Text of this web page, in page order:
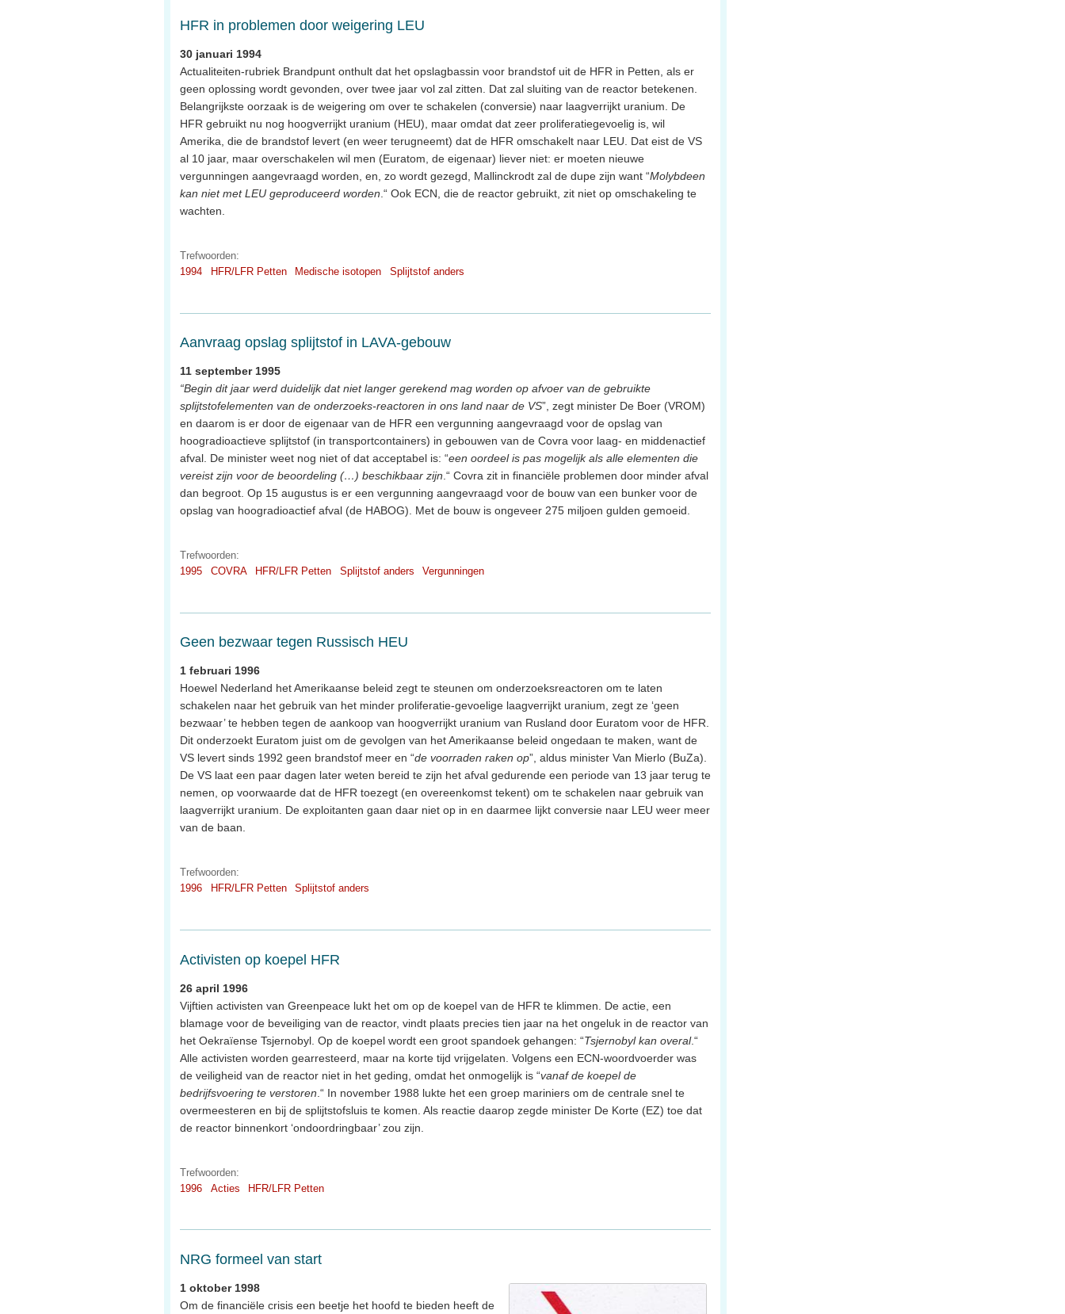
HFR in problemen door weigering LEU
30 januari 1994
Actualiteiten-rubriek Brandpunt onthult dat het opslagbassin voor brandstof uit de HFR in Petten, als er
geen oplossing wordt gevonden, over twee jaar vol zal zitten. Dat zal sluiting van de reactor betekenen.
Belangrijkste oorzaak is de weigering om over te schakelen (conversie) naar laagverrijkt uranium. De
HFR gebruikt nu nog hoogverrijkt uranium (HEU), maar omdat dat zeer proliferatiegevoelig is, wil
Amerika, die de brandstof levert (en weer terugneemt) dat de HFR omschakelt naar LEU. Dat eist de VS
al 10 jaar, maar overschakelen wil men (Euratom, de eigenaar) liever niet: er moeten nieuwe
vergunningen aangevraagd worden, en, zo wordt gezegd, Mallinckrodt zal de dupe zijn want “Molybdeen
kan niet met LEU geproduceerd worden .“ Ook ECN, die de reactor gebruikt, zit niet op omschakeling te
wachten.
Trefwoorden:
1994
HFR/LFR Petten Medische isotopen Splijtstof anders
Aanvraag opslag splijtstof in LAVA-gebouw
11 september 1995
“Begin dit jaar werd duidelijk dat niet langer gerekend mag worden op afvoer van de gebruikte
splijtstofelementen van de onderzoeks-reactoren in ons land naar de VS”, zegt minister De Boer (VROM)
en daarom is er door de eigenaar van de HFR een vergunning aangevraagd voor de opslag van
hoogradioactieve splijtstof (in transportcontainers) in gebouwen van de Covra voor laag- en middenactief
afval. De minister weet nog niet of dat acceptabel is: “een oordeel is pas mogelijk als alle elementen die
vereist zijn voor de beoordeling (…) beschikbaar zijn.“ Covra zit in financiële problemen door minder afval
dan begroot. Op 15 augustus is er een vergunning aangevraagd voor de bouw van een bunker voor de
opslag van hoogradioactief afval (de HABOG). Met de bouw is ongeveer 275 miljoen gulden gemoeid.
Trefwoorden:
1995
COVRA HFR/LFR Petten Splijtstof anders Vergunningen
Geen bezwaar tegen Russisch HEU
1 februari 1996
Hoewel Nederland het Amerikaanse beleid zegt te steunen om onderzoeksreactoren om te laten
schakelen naar het gebruik van het minder proliferatie-gevoelige laagverrijkt uranium, zegt ze ‘geen
bezwaar’ te hebben tegen de aankoop van hoogverrijkt uranium van Rusland door Euratom voor de HFR.
Dit onderzoekt Euratom juist om de gevolgen van het Amerikaanse beleid ongedaan te maken, want de
VS levert sinds 1992 geen brandstof meer en “de voorraden raken op”, aldus minister Van Mierlo (BuZa).
De VS laat een paar dagen later weten bereid te zijn het afval gedurende een periode van 13 jaar terug te
nemen, op voorwaarde dat de HFR toezegt (en overeenkomst tekent) om te schakelen naar gebruik van
laagverrijkt uranium. De exploitanten gaan daar niet op in en daarmee lijkt conversie naar LEU weer meer
van de baan.
Trefwoorden:
1996
HFR/LFR Petten Splijtstof anders
Activisten op koepel HFR
26 april 1996
Vijftien activisten van Greenpeace lukt het om op de koepel van de HFR te klimmen. De actie, een
blamage voor de beveiliging van de reactor, vindt plaats precies tien jaar na het ongeluk in de reactor van
het Oekraïense Tsjernobyl. Op de koepel wordt een groot spandoek gehangen: “Tsjernobyl kan overal.“
Alle activisten worden gearresteerd, maar na korte tijd vrijgelaten. Volgens een ECN-woordvoerder was
de veiligheid van de reactor niet in het geding, omdat het onmogelijk is “vanaf de koepel de
bedrijfsvoering te verstoren .“ In november 1988 lukte het een groep mariniers om de centrale snel te
overmeesteren en bij de splijtstofsluis te komen. Als reactie daarop zegde minister De Korte (EZ) toe dat
de reactor binnenkort ‘ondoordringbaar’ zou zijn.
Trefwoorden:
1996
Acties HFR/LFR Petten
NRG formeel van start
1 oktober 1998
Om de financiële crisis een beetje het hoofd te bieden heeft de